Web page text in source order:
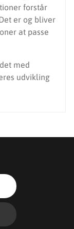
forstår
er og bliver
at passe
med
udvikling